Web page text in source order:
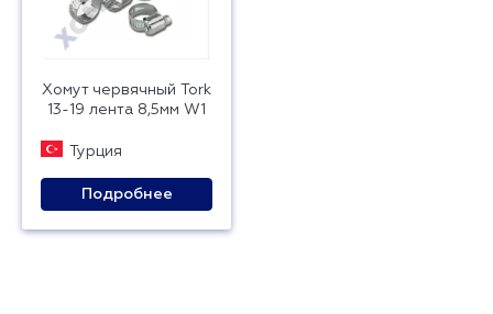
Хомут червячный Tork
13-19 лента 8,5мм W1
Турция
Подробнее